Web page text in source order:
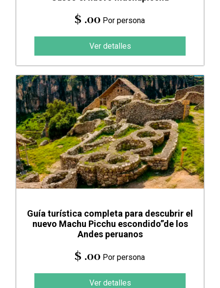
$ .00 Por persona
Ver detalles
Guía turística completa para descubrir el
nuevo Machu Picchu escondido”de los
Andes peruanos
$ .00 Por persona
Ver detalles